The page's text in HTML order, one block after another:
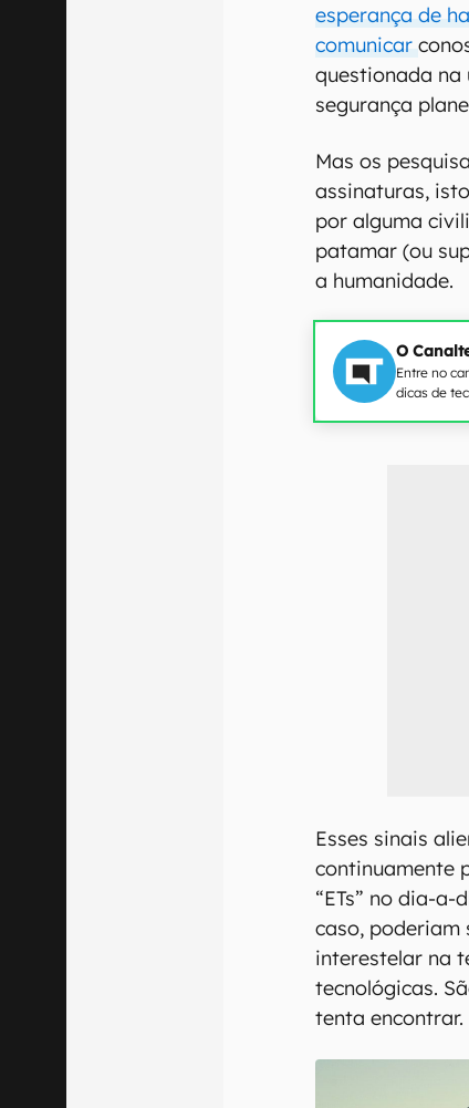
esperança de
comunicar
questionada
segurança
Mas os
assinaturas,
por alguma
patamar (ou
a humanidade.
O
Entre no
dicas de
Esses sinais
continuamente
“ETs” no dia-
caso, poderiam
interestelar na
tecnológicas.
tenta encontrar.